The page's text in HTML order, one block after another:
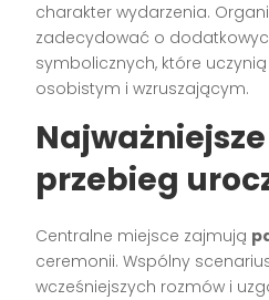
charakter wydarzenia.
zadecydować o
symbolicznych, które
osobistym i wzruszającym.
przebieg
Centralne miejsce zajmują
ceremonii. Wspólny
wcześniejszych rozmów i